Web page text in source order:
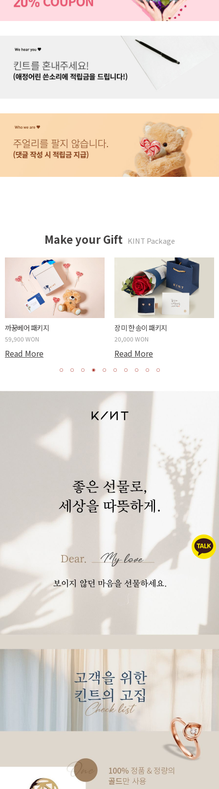
Make your Gift KINT Package
두근두근 박스 패키지
59,900 WON
Read More
사랑하는 당신에게 패키지
20,000 WON
Read More